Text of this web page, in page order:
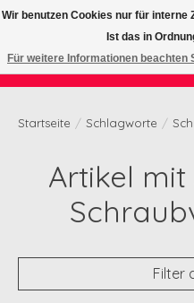
Zertifizierte Qualität zu fairem Preis
Startseite / Schlagworte /
Artikel
Filter
Wir benutzen Cookies nur für interne
Ist das in
Für weitere Informationen